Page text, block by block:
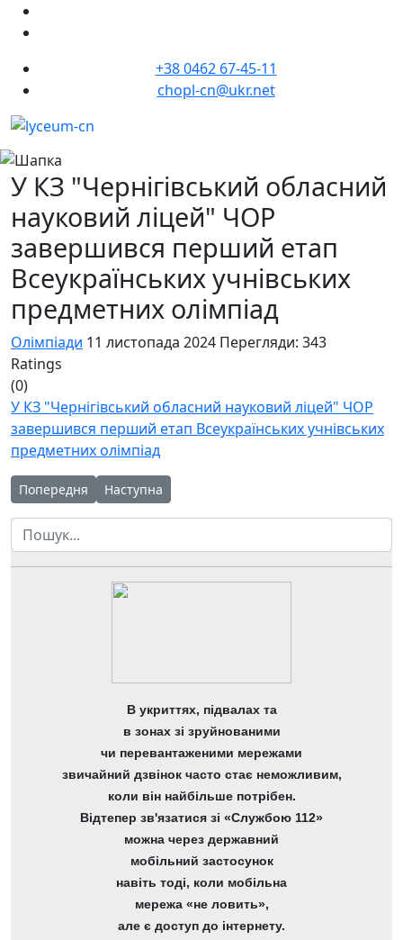
+38 0462 67-45-11
chopl-cn@ukr.net
У КЗ "Чернігівський обласний
науковий ліцей" ЧОР
завершився перший етап
Всеукраїнських учнівських
предметних олімпіад
Олімпіади 11 листопада 2024 Перегляди: 343
Ratings
(0)
У КЗ "Чернігівський обласний науковий ліцей" ЧОР
завершився перший етап Всеукраїнських учнівських
предметних олімпіад
Попередня стаття: Cправжнє свято науки
Попередня Наступна стаття: Привернення уваги учнів до
Наступна
Пошук
В укриттях, підвалах та
в зонах зі зруйнованими
чи перевантаженими мережами
звичайний дзвінок часто стає неможливим,
коли він найбільше потрібен.
Відтепер зв'язатися зі «Службою 112»
можна через державний
мобільний застосунок
навіть тоді, коли мобільна
мережа «не ловить»,
але є доступ до інтернету.